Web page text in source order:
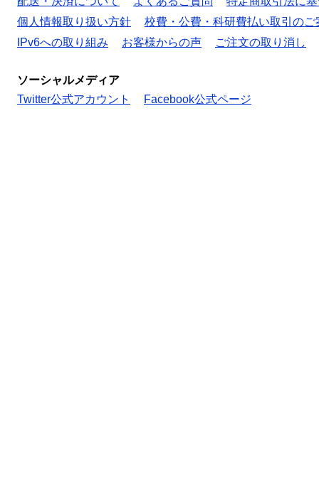
個人情報取り扱い方針
校費・公費・科研費払い取引のご
IPv6への取り組み
お客様からの声 ご注文の取り消し
ソーシャルメディア
Twitter公式アカウント
Facebook公式ページ